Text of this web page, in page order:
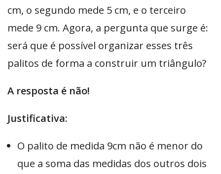
cm, o segundo mede 5 cm, e o terceiro
mede 9 cm. Agora, a pergunta que surge é:
será que é possível organizar esses três
palitos de forma a construir um triângulo?
A resposta é não!
Justificativa:
O palito de medida 9cm não é menor do
que a soma das medidas dos outros dois